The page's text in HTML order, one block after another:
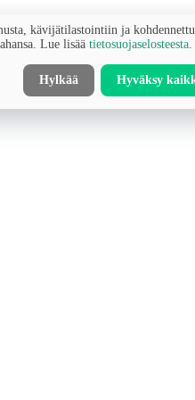
kävijätilastointiin ja
Lue lisää tietosuojaselosteesta
Hylkää Hyväksy